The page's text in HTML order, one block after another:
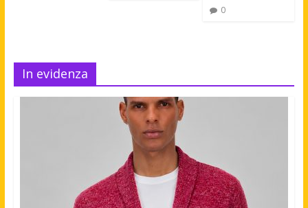
0
In evidenza